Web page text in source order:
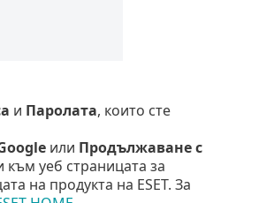
и Паролата, които сте
или Продължаване с
уеб страницата за
на продукта на ESET. За